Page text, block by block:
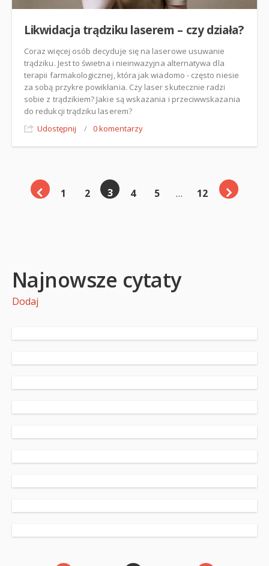
Likwidacja trądziku laserem – czy działa?
Coraz więcej osób decyduje się na laserowe usuwanie
trądziku. Jest to świetna i nieinwazyjna alternatywa dla
terapii farmakologicznej, która jak wiadomo - często niesie
za sobą przykre powikłania. Czy laser skutecznie radzi
sobie z trądzikiem? Jakie są wskazania i przeciwwskazania
do redukcji trądziku laserem?
Udostępnij
/ 0 komentarzy
1 2 3 4 5 … 12
Najnowsze cytaty
Dodaj